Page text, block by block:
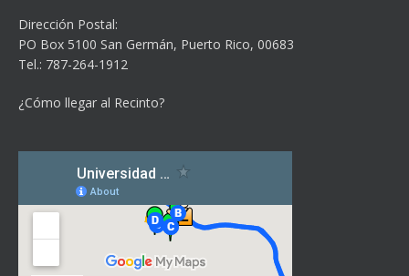
Dirección Postal:
PO Box 5100 San Germán, Puerto Rico, 00683
Tel.: 787-264-1912
¿Cómo llegar al Recinto?